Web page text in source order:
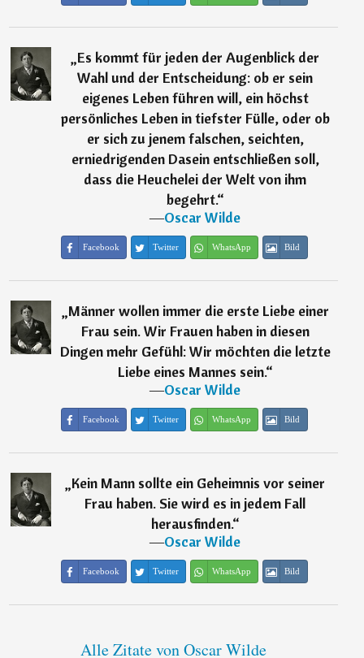
„Es kommt für jeden der Augenblick der
Wahl und der Entscheidung: ob er sein
eigenes Leben führen will, ein höchst
persönliches Leben in tiefster Fülle, oder ob
er sich zu jenem falschen, seichten,
erniedrigenden Dasein entschließen soll,
dass die Heuchelei der Welt von ihm
begehrt.“
―Oscar Wilde
Facebook Twitter WhatsApp Bild
„Männer wollen immer die erste Liebe einer
Frau sein. Wir Frauen haben in diesen
Dingen mehr Gefühl: Wir möchten die letzte
Liebe eines Mannes sein.“
―Oscar Wilde
Facebook Twitter WhatsApp Bild
„Kein Mann sollte ein Geheimnis vor seiner
Frau haben. Sie wird es in jedem Fall
herausfinden.“
―Oscar Wilde
Facebook Twitter WhatsApp Bild
Alle Zitate von Oscar Wilde